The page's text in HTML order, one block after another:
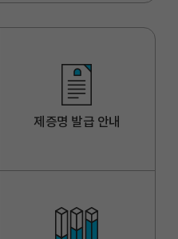
제증명 발급 안내